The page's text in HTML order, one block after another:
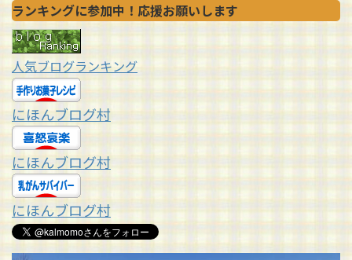
ランキングに参加中！応援お願いします
人気ブログランキング
にほんブログ村
にほんブログ村
にほんブログ村